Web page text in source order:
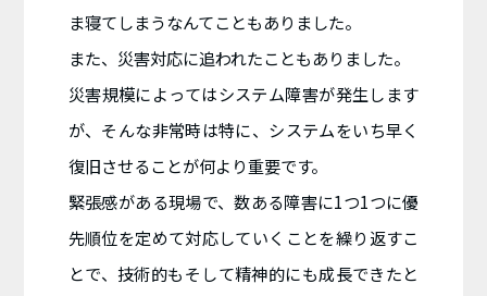
ま寝てしまうなんてこともありました。
また、災害対応に追われたこともありました。
災害規模によってはシステム障害が発生します
が、そんな非常時は特に、システムをいち早く
復旧させることが何より重要です。
緊張感がある現場で、数ある障害に1つ1つに優
先順位を定めて対応していくことを繰り返すこ
とで、技術的もそして精神的にも成長できたと